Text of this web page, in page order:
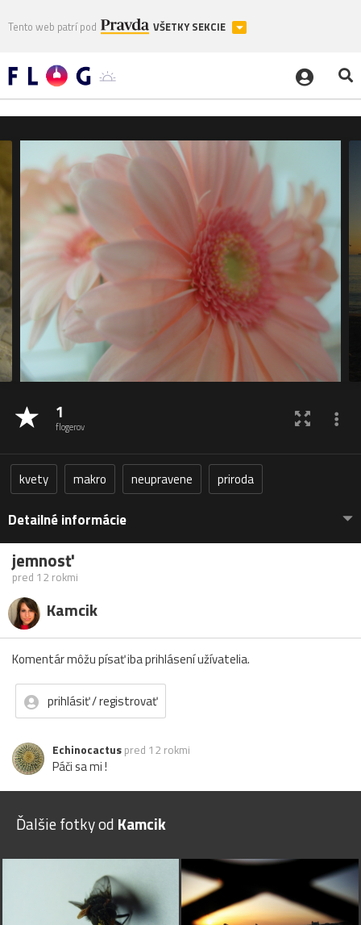
Tento web patrí pod VŠETKY SEKCIE
1
flogerov
kvety makro neupravene priroda
Detailné informácie
jemnosť
pred 12 rokmi
Kamcik
Komentár môžu písať iba prihlásení užívatelia.
prihlásiť / registrovať
Echinocactus pred 12 rokmi
Páči sa mi !
Ďalšie fotky od Kamcik